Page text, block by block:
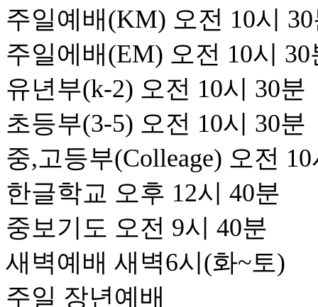
주일예배(KM) 오전 10시
주일에배(EM) 오전 10시 30
유년부(k-2) 오전 10시 30분
초등부(3-5) 오전 10시 30분
중,고등부(Colleage) 오전
한글학교 오후 12시 40분
중보기도 오전 9시 40분
새벽예배 새벽6시(화~토)
주일 장년예배